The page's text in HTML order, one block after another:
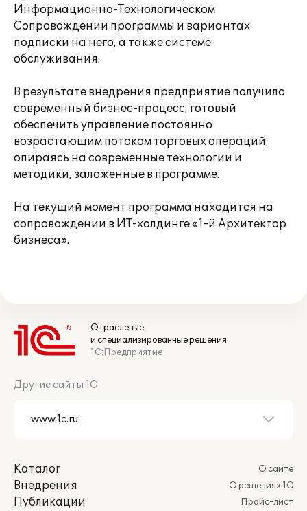
Информационно-Технологическом
Сопровождении программы и вариантах
подписки на него, а также системе
обслуживания.
В результате внедрения предприятие получило
современный бизнес-процесс, готовый
обеспечить управление постоянно
возрастающим потоком торговых операций,
опираясь на современные технологии и
методики, заложенные в программе.
На текущий момент программа находится на
сопровождении в ИТ-холдинге «1-й Архитектор
бизнеса».
Отраслевые
и специализированные решения
1С:Предприятие
Другие сайты 1С
Каталог
Внедрения
Публикации
О сайте
О решениях 1С
Прайс-лист